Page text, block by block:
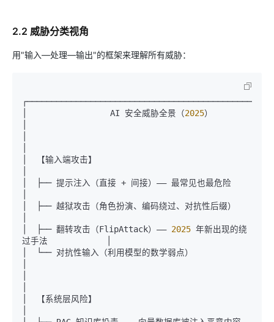
2.2 威胁分类视角
用"输入—处理—输出"的框架来理解所有威胁：
│                 AI 安全威胁全景（2025）
│  【输入端攻击】
│  ├── 提示注入（直接 + 间接）—— 最常见也最危险
│  ├── 越狱攻击（角色扮演、编码绕过、对抗性后缀）
│  ├── 翻转攻击（FlipAttack）—— 2025 年新出现的绕
过手法            │
│  └── 对抗性输入（利用模型的数学弱点）
│  【系统层风险】